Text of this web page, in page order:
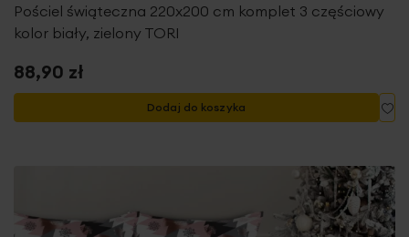
Pościel świąteczna 220x200 cm komplet 3 częściowy
kolor biały, zielony TORI
88,90 zł
Dodaj do koszyka